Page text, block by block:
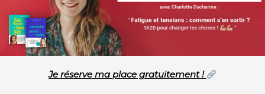
Je réserve ma place gratuitement !